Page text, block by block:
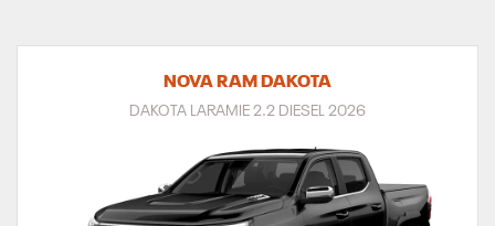
NOVA RAM DAKOTA
DAKOTA LARAMIE 2.2 DIESEL 2026